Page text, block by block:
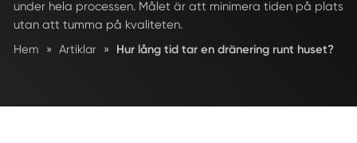
under hela processen. Målet är att minimera tiden på plats
utan att tumma på kvaliteten.
Hem
» Artiklar » Hur lång tid tar en dränering runt huset?